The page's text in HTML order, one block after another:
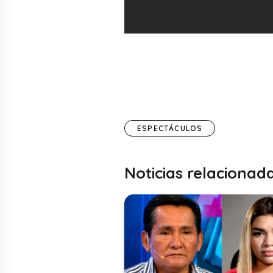
ESPECTÁCULOS
Noticias